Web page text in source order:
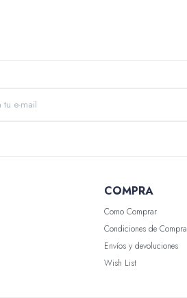
COMPRA
Como Comprar
Condiciones de Compra
Envíos y devoluciones
Wish List